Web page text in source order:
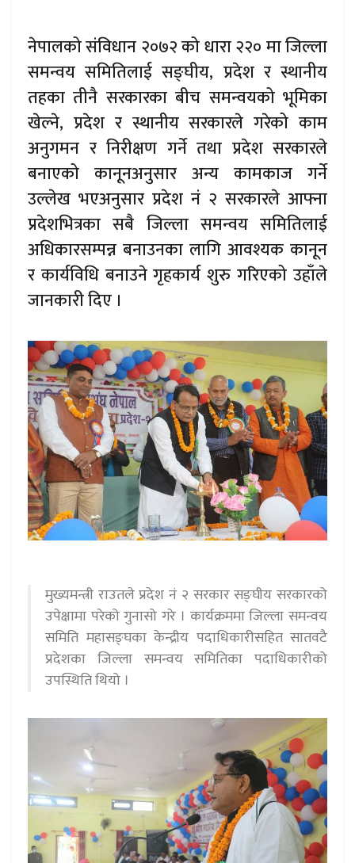
नेपालको संविधान २०७२ को धारा २२० मा जिल्ला
समन्वय समितिलाई सङ्घीय, प्रदेश र स्थानीय
तहका तीनै सरकारका बीच समन्वयको भूमिका
खेल्ने, प्रदेश र स्थानीय सरकारले गरेको काम
अनुगमन र निरीक्षण गर्ने तथा प्रदेश सरकारले
बनाएको कानूनअनुसार अन्य कामकाज गर्ने
उल्लेख भएअनुसार प्रदेश नं २ सरकारले आफ्ना
प्रदेशभित्रका सबै जिल्ला समन्वय समितिलाई
अधिकारसम्पन्न बनाउनका लागि आवश्यक कानून
र कार्यविधि बनाउने गृहकार्य शुरु गरिएको उहाँले
जानकारी दिए ।
मुख्यमन्त्री राउतले प्रदेश नं २ सरकार सङ्घीय सरकारको
उपेक्षामा परेको गुनासो गरे । कार्यक्रममा जिल्ला समन्वय
समिति महासङ्घका केन्द्रीय पदाधिकारीसहित सातवटै
प्रदेशका जिल्ला समन्वय समितिका पदाधिकारीको
उपस्थिति थियो ।